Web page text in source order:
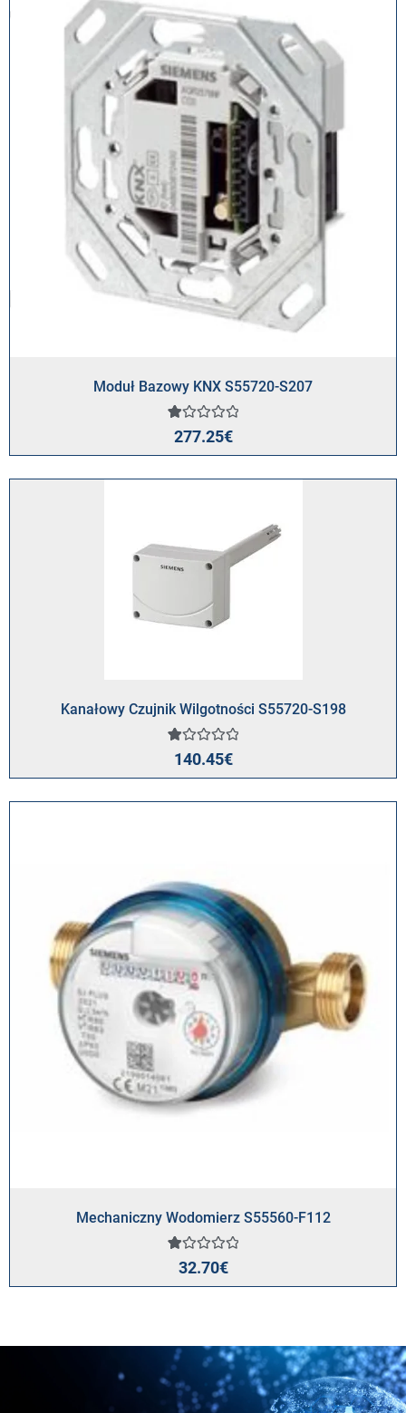
Moduł Bazowy KNX S55720-S207
Oceniony
1.00
na
na
1277.25€
Kanałowy Czujnik Wilgotności S55720-S198
Oceniony
1.00
na
na
140.45€
Mechaniczny Wodomierz S55560-F112
Oceniony
1.00
na
klienta
32.70€